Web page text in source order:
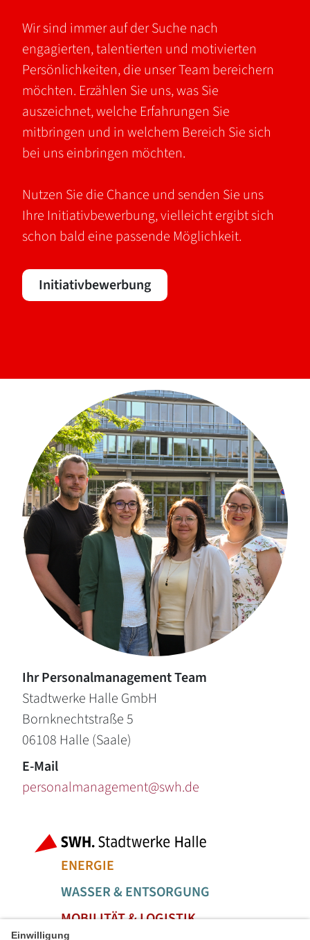
Wir sind immer auf der Suche nach
engagierten, talentierten und motivierten
Persönlichkeiten, die unser Team bereichern
möchten. Erzählen Sie uns, was Sie
auszeichnet, welche Erfahrungen Sie
mitbringen und in welchem Bereich Sie sich
bei uns einbringen möchten.
Nutzen Sie die Chance und senden Sie uns
Ihre Initiativbewerbung, vielleicht ergibt sich
schon bald eine passende Möglichkeit.
Initiativbewerbung
Ihr Personalmanagement Team
Stadtwerke Halle GmbH
Bornknechtstraße 5
06108 Halle (Saale)
E-Mail
personalmanagement@swh.de
Bereiche der
ENERGIE
WASSER & ENTSORGUNG
MOBILITÄT & LOGISTIK